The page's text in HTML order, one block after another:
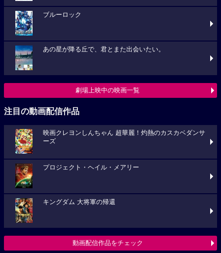
ブルーロック
あの星が降る丘で、君とまた出会いたい。
劇場上映中の映画一覧
注目の動画配信作品
映画クレヨンしんちゃん 超華麗！灼熱のカスカベダンサ
ーズ
プロジェクト・ヘイル・メアリー
キングダム 大将軍の帰還
動画配信作品をチェック